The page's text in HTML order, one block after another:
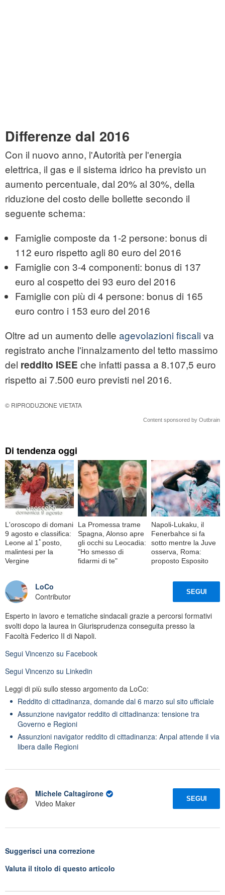
Differenze dal 2016
Con il nuovo anno, l'Autorità per l'energia
elettrica, il gas e il sistema idrico ha previsto un
aumento percentuale, dal 20% al 30%, della
riduzione del costo delle bollette secondo il
seguente schema:
Famiglie composte da 1-2 persone: bonus di
112 euro rispetto agli 80 euro del 2016
Famiglie con 3-4 componenti: bonus di 137
euro al cospetto dei 93 euro del 2016
Famiglie con più di 4 persone: bonus di 165
euro contro i 153 euro del 2016
Oltre ad un aumento delle agevolazioni fiscaliva
registrato anche l'innalzamento del tetto massimo
del reddito ISEE che infatti passa a 8.107,5 euro
rispetto ai 7.500 euro previsti nel 2016.
© RIPRODUZIONE VIETATA
Content sponsored by Outbrain
Di tendenza oggi
L'oroscopo di domani
9 agosto e classifica:
Leone al 1ﾟposto,
malintesi per la
Vergine
La Promessa trame
Spagna, Alonso apre
gli occhi su Leocadia:
"Ho smesso di
fidarmi di te"
Napoli-Lukaku, il
Fenerbahce si fa
sotto mentre la Juve
osserva, Roma:
proposto Esposito
LoCo
Contributor
SEGUI
Esperto in lavoro e tematiche sindacali grazie a percorsi formativi
svolti dopo la laurea in Giurisprudenza conseguita presso la
Facoltà Federico II di Napoli.
Segui Vincenzo su Facebook
Segui Vincenzo su Linkedin
Leggi di più sullo stesso argomento da LoCo:
Reddito di cittadinanza, domande dal 6 marzo sul sito ufficiale
Assunzione navigator reddito di cittadinanza: tensione tra
Governo e Regioni
Assunzioni navigator reddito di cittadinanza: Anpal attende il via
libera dalle Regioni
Michele Caltagirone
Video Maker
SEGUI
Suggerisci una correzione
Valuta il titolo di questo articolo